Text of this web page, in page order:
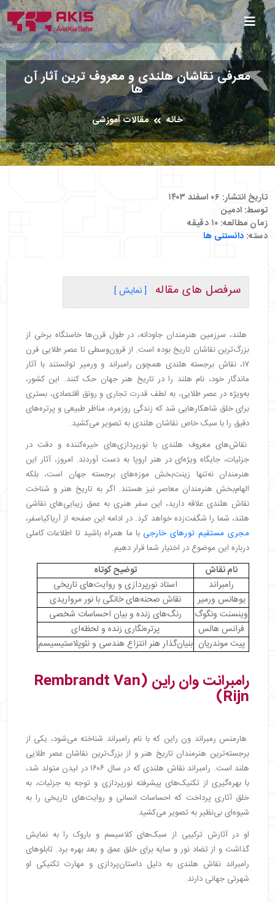
معرفی نقاشان هلندی و معروف ترین آثار آن
ها
خانه مقالات آموزشی
تاریخ انتشار: ۰۶ اسفند ۱۴۰۳
توسط: ادمین
زمان مطالعه: ۱۰ دقیقه
دسته: دانستنی ها
سرفصل های مقاله
[ نمایش ]
・رامبرانت وان راین (Rembrandt van Rijn)
・
وینسنت ونگوگ (Vincent van Gogh)
・فرانس هالس (Frans Hals)
・
پیت موندریان (Piet Mondrian)
・ نتیجه‌گیری
هلند، سرزمین هنرمندان جاودانه، در طول قرن‌ها خاستگاه برخی از
بزرگ‌ترین نقاشان تاریخ بوده است. از قرون‌وسطی تا عصر طلایی قرن
۱۷، نقاش برجسته هلندی همچون رامبراند و ورمیر توانستند با آثار
ماندگار خود، نام هلند را در تاریخ هنر جهان حک کنند. این کشور،
به‌ویژه در عصر طلایی، به لطف قدرت تجاری و رونق اقتصادی، بستری
برای خلق شاهکارهایی شد که زندگی روزمره، مناظر طبیعی و پرتره‌های
دقیق را با سبک خاص نقاشان هلندی به تصویر می‌کشید.
نقاش‌های معروف هلندی با نورپردازی‌های خیره‌کننده و دقت در
جزئیات، جایگاه ویژه‌ای در هنر اروپا به دست آوردند. امروز، آثار این
هنرمندان نه‌تنها زینت‌بخش موزه‌های برجسته جهان است، بلکه
الهام‌بخش هنرمندان معاصر نیز هستند. اگر به تاریخ هنر و شناخت
نقاش هلندی علاقه دارید، این سفر هنری به عمق زیبایی‌های نقاشی
هلند، شما را شگفت‌زده خواهد کرد. در ادامه این صفحه از آریاکیاسفر،
مجری مستقیم تورهای خارجی با ما همراه باشید تا اطلاعات کاملی
درباره این موضوع در اختیار شما قرار دهیم.
نام نقاش
توضیح کوتاه
رامبراند
استاد نورپردازی و روایت‌های تاریخی
یوهانس ورمیر
نقاش صحنه‌های خانگی با نور مرواریدی
وینسنت ونگوگ
رنگ‌های زنده و بیان احساسات شخصی
فرانس هالس
پرتره‌نگاری زنده و لحظه‌ای
پیت موندریان بنیان‌گذار هنر انتزاع هندسی و نئوپلاستیسیسم
رامبرانت وان راین (Rembrandt Van
Rijn)
هارمنس رمبراند ون راین که با نام رامبراند شناخته می‌شود، یکی از
برجسته‌ترین هنرمندان تاریخ هنر و از بزرگ‌ترین نقاشان عصر طلایی
هلند است. رامبراند نقاش هلندی که در سال ۱۶۰۶ در لیدن متولد شد،
با بهره‌گیری از تکنیک‌های پیشرفته نورپردازی و توجه به جزئیات، به
خلق آثاری پرداخت که احساسات انسانی و روایت‌های تاریخی را به
شیوه‌ای بی‌نظیر به تصویر می‌کشید.
او در آثارش ترکیبی از سبک‌های کلاسیسم و باروک را به نمایش
گذاشت و از تضاد نور و سایه برای خلق عمق و بعد بهره برد. تابلوهای
رامبراند نقاش هلندی به دلیل داستان‌پردازی و مهارت تکنیکی او
شهرتی جهانی دارند.